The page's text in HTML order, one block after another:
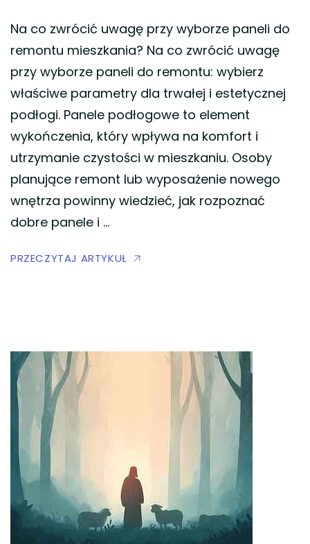
Na co zwrócić uwagę przy wyborze paneli do
remontu mieszkania? Na co zwrócić uwagę
przy wyborze paneli do remontu: wybierz
właściwe parametry dla trwałej i estetycznej
podłogi. Panele podłogowe to element
wykończenia, który wpływa na komfort i
utrzymanie czystości w mieszkaniu. Osoby
planujące remont lub wyposażenie nowego
wnętrza powinny wiedzieć, jak rozpoznać
dobre panele i …
PRZECZYTAJ ARTYKUŁ